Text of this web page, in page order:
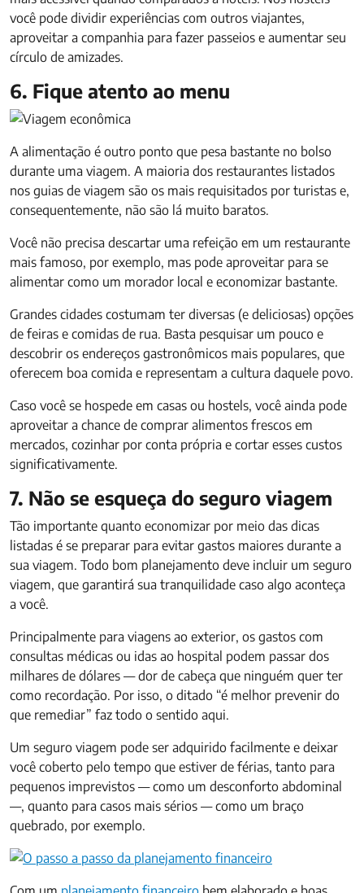
você pode dividir experiências com outros viajantes,
aproveitar a companhia para fazer passeios e aumentar seu
círculo de amizades.
6. Fique atento ao menu
A alimentação é outro ponto que pesa bastante no bolso
durante uma viagem. A maioria dos restaurantes listados
nos guias de viagem são os mais requisitados por turistas e,
consequentemente, não são lá muito baratos.
Você não precisa descartar uma refeição em um restaurante
mais famoso, por exemplo, mas pode aproveitar para se
alimentar como um morador local e economizar bastante.
Grandes cidades costumam ter diversas (e deliciosas) opções
de feiras e comidas de rua. Basta pesquisar um pouco e
descobrir os endereços gastronômicos mais populares, que
oferecem boa comida e representam a cultura daquele povo.
Caso você se hospede em casas ou hostels, você ainda pode
aproveitar a chance de comprar alimentos frescos em
mercados, cozinhar por conta própria e cortar esses custos
significativamente.
7. Não se esqueça do seguro viagem
Tão importante quanto economizar por meio das dicas
listadas é se preparar para evitar gastos maiores durante a
sua viagem. Todo bom planejamento deve incluir um seguro
viagem, que garantirá sua tranquilidade caso algo aconteça
a você.
Principalmente para viagens ao exterior, os gastos com
consultas médicas ou idas ao hospital podem passar dos
milhares de dólares — dor de cabeça que ninguém quer ter
como recordação. Por isso, o ditado “é melhor prevenir do
que remediar” faz todo o sentido aqui.
Um seguro viagem pode ser adquirido facilmente e deixar
você coberto pelo tempo que estiver de férias, tanto para
pequenos imprevistos — como um desconforto abdominal
—, quanto para casos mais sérios — como um braço
quebrado, por exemplo.